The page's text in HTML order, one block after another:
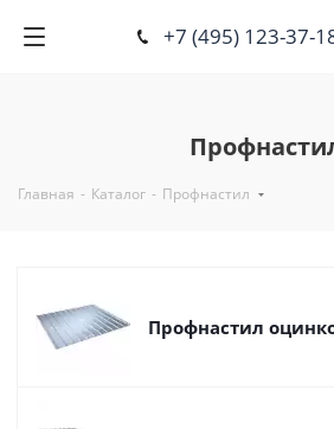
+7 (495) 123-37-
Главная - Каталог - Профнастил
Профнастил